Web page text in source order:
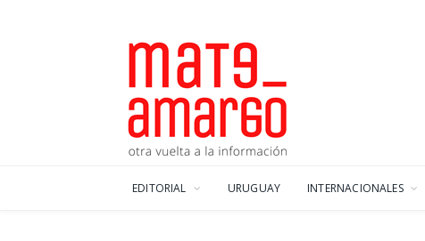
EDITORIAL URUGUAY INTERNACIONALES